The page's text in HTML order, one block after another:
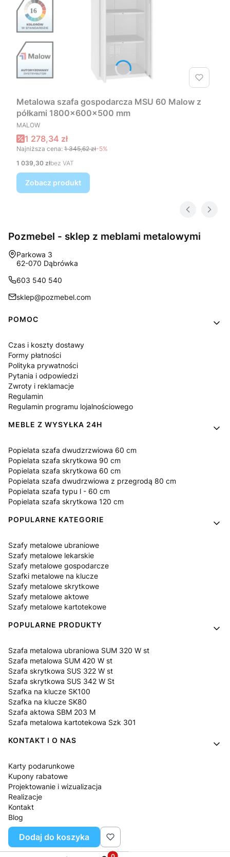
Metalowa szafa gospodarcza MSU 60 Malow z
półkami 1800x600x500 mm
PRODUCENT
MALOW
Cena promocyjna
1 278,34 zł
Najniższa cena: 1 345,62 zł-5%
Cena
1 039,30 złbez VAT
Zobacz produkt
Pozmebel - sklep z meblami metalowymi
Adres:
Parkowa 3
62-070 Dąbrówka
603 540 540
sklep@pozmebel.com
Linki w stopce
POMOC
Czas i koszty dostawy
Formy płatności
Polityka prywatności
Pytania i odpowiedzi
Zwroty i reklamacje
Regulamin
Regulamin programu lojalnościowego
MEBLE Z WYSYŁKA 24H
Popielata szafa dwudzrzwiowa 60 cm
Popielata szafa skrytkowa 90 cm
Popielata szafa skrytkowa 60 cm
Popielata szafa dwudrzwiowa z przegrodą 80 cm
Popielata szafa typu l - 60 cm
Popielata szafa skrytkowa 120 cm
POPULARNE KATEGORIE
Szafy metalowe ubraniowe
Szafy metalowe lekarskie
Szafy metalowe gospodarcze
Szafki metalowe na klucze
Szafy metalowe skrytkowe
Szafy metalowe aktowe
Szafy metalowe kartotekowe
POPULARNE PRODUKTY
Szafa metalowa ubraniowa SUM 320 W st
Szafa metalowa SUM 420 W st
Szafa skrytkowa SUS 322 W st
Szafa skrytkowa SUS 342 W St
Szafka na klucze SK100
Szafka na klucze SK80
Szafa aktowa SBM 203 M
Szafa metalowa kartotekowa Szk 301
KONTAKT I O NAS
Karty podarunkowe
Kupony rabatowe
Projektowanie i wizualizacja
Realizacje
Kontakt
Blog
O nas
Pytania i odpowiedzi
Dodaj do koszyka